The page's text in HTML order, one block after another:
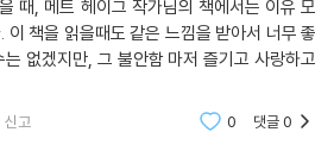
물살을 거스르는 방법을 찾기 위해 그는 역
등 각계각층 명사들을 만나 답을 구했다. 이
얻은 그만의 인생철학과 더불어, 레이 커즈
비틴, 앨리스 워커 등 분야를 넘나드는 다양
때, 메트 헤이그 작가님의 책에서는 이유 모
이 책을 읽을때도 같은 느낌을 받아서 너무 좋
없겠지만, 그 불안함 마저 즐기고 사랑하고
신고 0 댓글0